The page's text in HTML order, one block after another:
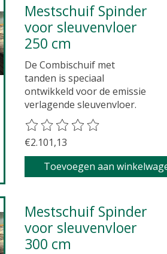
Mestschuif Spinder
voor sleuvenvloer
250 cm
De Combischuif met
tanden is speciaal
ontwikkeld voor de emissie
verlagende sleuvenvloer.
De beoordeling van dit
€2.101,13
Toevoegen aan
Mestschuif Spinder
voor sleuvenvloer
300 cm